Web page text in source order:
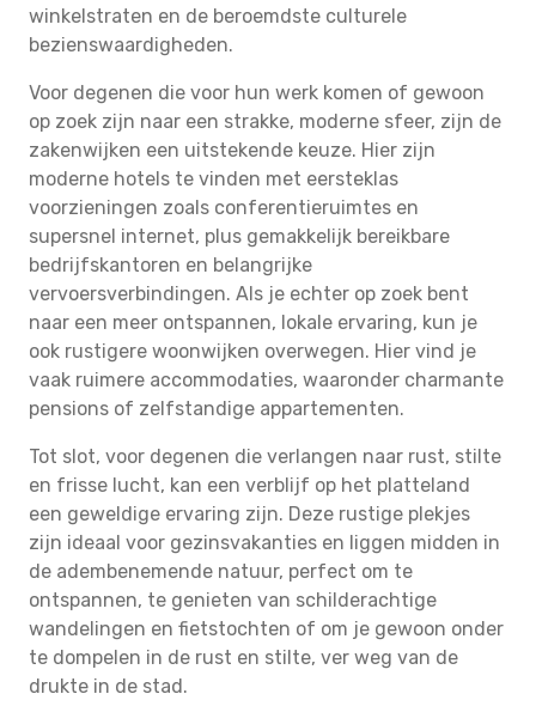
winkelstraten en de beroemdste culturele
bezienswaardigheden.
Voor degenen die voor hun werk komen of gewoon
op zoek zijn naar een strakke, moderne sfeer, zijn de
zakenwijken een uitstekende keuze. Hier zijn
moderne hotels te vinden met eersteklas
voorzieningen zoals conferentieruimtes en
supersnel internet, plus gemakkelijk bereikbare
bedrijfskantoren en belangrijke
vervoersverbindingen. Als je echter op zoek bent
naar een meer ontspannen, lokale ervaring, kun je
ook rustigere woonwijken overwegen. Hier vind je
vaak ruimere accommodaties, waaronder charmante
pensions of zelfstandige appartementen.
Tot slot, voor degenen die verlangen naar rust, stilte
en frisse lucht, kan een verblijf op het platteland
een geweldige ervaring zijn. Deze rustige plekjes
zijn ideaal voor gezinsvakanties en liggen midden in
de adembenemende natuur, perfect om te
ontspannen, te genieten van schilderachtige
wandelingen en fietstochten of om je gewoon onder
te dompelen in de rust en stilte, ver weg van de
drukte in de stad.